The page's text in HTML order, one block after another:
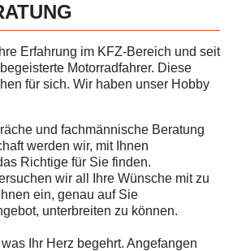
Erfahrung im KFZ-Bereich und seit
Motorradfahrer. Diese
für sich. Wir haben unser Hobby
und fachmännische Beratung
werden wir, mit Ihnen
Richtige für Sie finden.
wir all Ihre Wünsche mit zu
ein, genau auf Sie
unterbreiten zu können.
Ihr Herz begehrt. Angefangen